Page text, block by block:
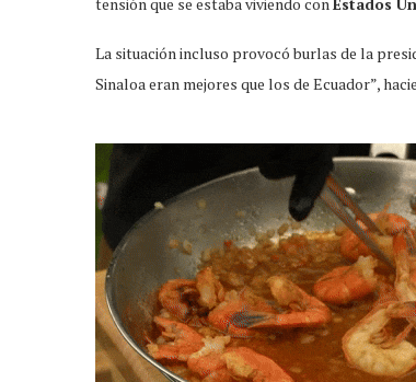
tensión que se estaba viviendo conEstados
La situación incluso provocó burlas de la
Sinaloa eran mejores que los de Ecuador”,